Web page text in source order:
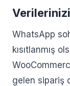
WhatsApp
kısıtlanmış
gelen sipariş